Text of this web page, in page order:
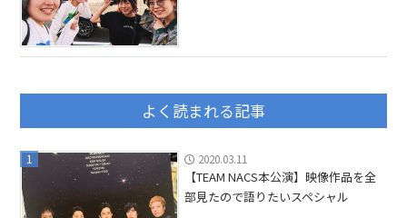
よく読まれる記事
1 2020.03.11
【TEAM NACS本公演】映像作品を全
部見たので語りたいスペシャル